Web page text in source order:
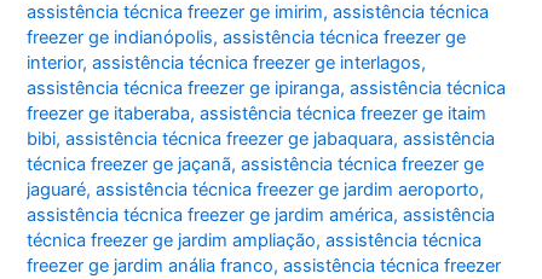
assistência técnica freezer ge imirim,assistência técnica
freezer ge indianópolis,assistência técnica freezer ge
interior,assistência técnica freezer ge interlagos,
assistência técnica freezer ge ipiranga,assistência técnica
freezer ge itaberaba,assistência técnica freezer ge itaim
bibi,assistência técnica freezer ge jabaquara,assistência
técnica freezer ge jaçanã,assistência técnica freezer ge
jaguaré,assistência técnica freezer ge jardim aeroporto,
assistência técnica freezer ge jardim américa,assistência
técnica freezer ge jardim ampliação,assistência técnica
freezer ge jardim anália franco,assistência técnica freezer